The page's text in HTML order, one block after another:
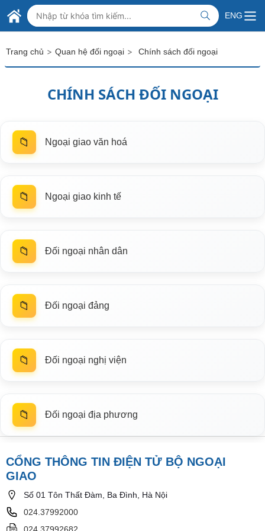
Skip to Main Content
BỘ NGOẠI GIAO VIỆT NAM
MINISTRY OF FOREIGN AFFAIRS
ENG
Trang chủ > Quan hệ đối ngoại > Chính sách đối ngoại
CHÍNH SÁCH ĐỐI NGOẠI
📁 Ngoại giao văn hoá
📁 Ngoại giao kinh tế
📁 Đối ngoại nhân dân
📁 Đối ngoại đảng
📁 Đối ngoại nghị viện
📁 Đối ngoại địa phương
CỔNG THÔNG TIN ĐIỆN TỬ BỘ NGOẠI
GIAO
Số 01 Tôn Thất Đàm, Ba Đình, Hà Nội
024.37992000
024.37992682